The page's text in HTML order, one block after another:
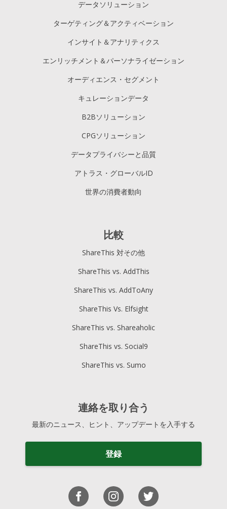
データソリューション
ターゲティング＆アクティベーション
インサイト＆アナリティクス
エンリッチメント＆パーソナライゼーション
オーディエンス・セグメント
キュレーションデータ
B2Bソリューション
CPGソリューション
データプライバシーと品質
アトラス・グローバルID
世界の消費者動向
比較
ShareThis 対その他
ShareThis vs. AddThis
ShareThis vs. AddToAny
ShareThis Vs. Elfsight
ShareThis vs. Shareaholic
ShareThis vs. Social9
ShareThis vs. Sumo
連絡を取り合う
最新のニュース、ヒント、アップデートを入手する
登録